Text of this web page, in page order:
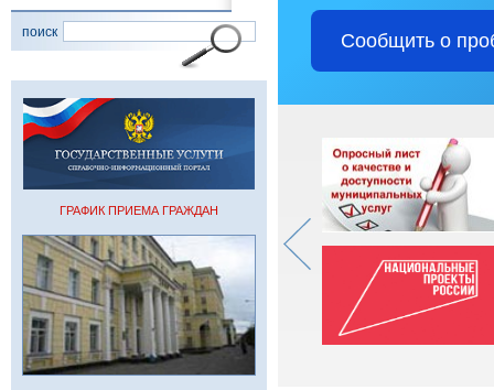
поиск
ГРАФИК ПРИЕМА ГРАЖДАН
Сообщить о